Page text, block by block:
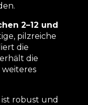
2–12 und
pilzreiche
die
die
ist robust und